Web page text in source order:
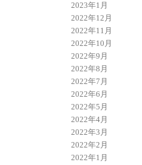
2023年1月
2022年12月
2022年11月
2022年10月
2022年9月
2022年8月
2022年7月
2022年6月
2022年5月
2022年4月
2022年3月
2022年2月
2022年1月